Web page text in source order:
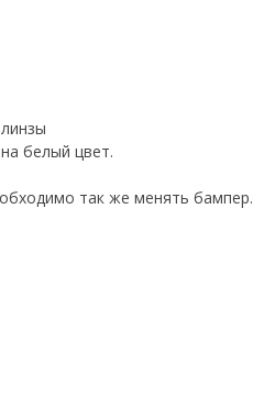
белый цвет.
так же менять бампер.